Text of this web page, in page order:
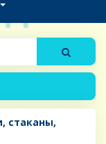
стаканы,